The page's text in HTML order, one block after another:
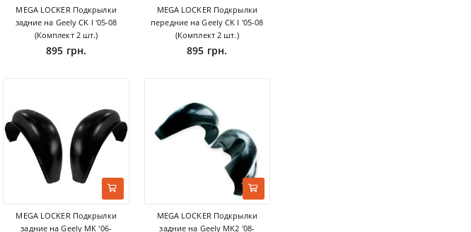
MEGA LOCKER Подкрылки
задние на Geely CK I '05-08
(Комплект 2 шт.)
895 грн.
MEGA LOCKER Подкрылки
передние на Geely CK I '05-08
(Комплект 2 шт.)
895 грн.
MEGA LOCKER Подкрылки
задние на Geely MK '06-
MEGA LOCKER Подкрылки
задние на Geely MK2 '08-